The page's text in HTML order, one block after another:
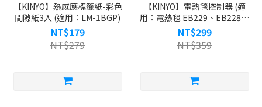
【KINYO】熱感應標籤紙-彩色
間隙紙3入 (適用：LM-1BGP)
NT$179
NT$279
【KINYO】電熱毯控制器 (適
用：電熱毯 EB229、EB228、
EB227、EB223、EB220、
EB137、EB136、EB017、
EB014、EB013、EB011)
NT$299
NT$359